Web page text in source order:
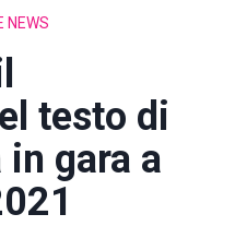
NEWS
testo di
gara a